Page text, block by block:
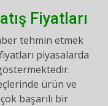
Fiyatları
tehmin etmek
piyasalarda
ürün ve
başarılı bir